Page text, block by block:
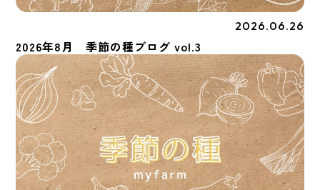
2026.06.26
2026年8月 季節の種ブログ vol.3